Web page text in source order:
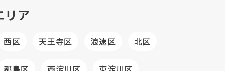
リア
西区 天王寺区 浪速区 北区